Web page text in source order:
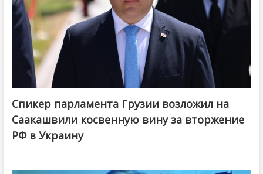
Спикер парламента Грузии возложил на
Саакашвили косвенную вину за вторжение
РФ в Украину